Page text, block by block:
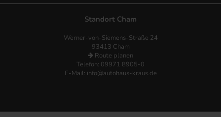
Standort Cham
Werner-von-Siemens-Straße 24
93413 Cham
Route planen
Telefon: 09971 8905-0
E-Mail: info@autohaus-kraus.de